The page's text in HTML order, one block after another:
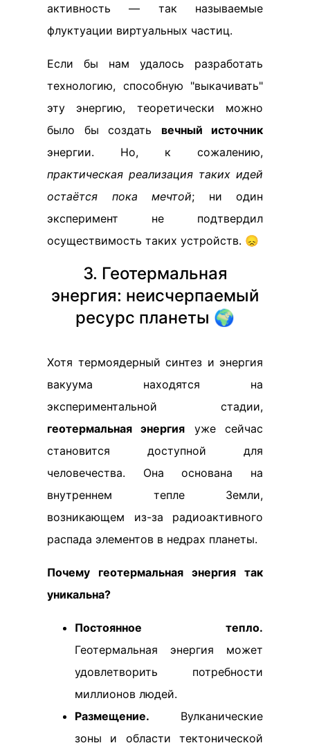
активность — так называемые
флуктуации виртуальных частиц.
Если бы нам удалось разработать
технологию, способную "выкачивать"
эту энергию, теоретически можно
было бы создать вечный источник
энергии. Но, к сожалению,
практическая реализация таких идей
остаётся пока мечтой; ни один
эксперимент не подтвердил
осуществимость таких устройств. 😞
3. Геотермальная
энергия: неисчерпаемый
ресурс планеты 🌍
Хотя термоядерный синтез и энергия
вакуума находятся на
экспериментальной стадии,
геотермальная энергия уже сейчас
становится доступной для
человечества. Она основана на
внутреннем тепле Земли,
возникающем из-за радиоактивного
распада элементов в недрах планеты.
Почему геотермальная энергия так
уникальна?
Постоянное тепло.
Геотермальная энергия может
удовлетворить потребности
миллионов людей.
Размещение. Вулканические
зоны и области тектонической